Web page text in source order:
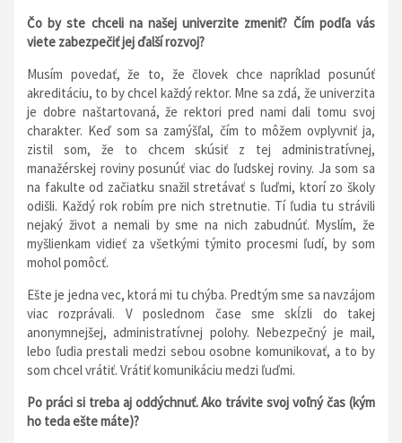
Čo by ste chceli na našej univerzite zmeniť? Čím podľa vás
viete zabezpečiť jej ďalší rozvoj?
Musím povedať, že to, že človek chce napríklad posunúť
akreditáciu, to by chcel každý rektor. Mne sa zdá, že univerzita
je dobre naštartovaná, že rektori pred nami dali tomu svoj
charakter. Keď som sa zamýšľal, čím to môžem ovplyvniť ja,
zistil som, že to chcem skúsiť z tej administratívnej,
manažérskej roviny posunúť viac do ľudskej roviny. Ja som sa
na fakulte od začiatku snažil stretávať s ľuďmi, ktorí zo školy
odišli. Každý rok robím pre nich stretnutie. Tí ľudia tu strávili
nejaký život a nemali by sme na nich zabudnúť. Myslím, že
myšlienkam vidieť za všetkými týmito procesmi ľudí, by som
mohol pomôcť.
Ešte je jedna vec, ktorá mi tu chýba. Predtým sme sa navzájom
viac rozprávali. V poslednom čase sme skĺzli do takej
anonymnejšej, administratívnej polohy. Nebezpečný je mail,
lebo ľudia prestali medzi sebou osobne komunikovať, a to by
som chcel vrátiť. Vrátiť komunikáciu medzi ľuďmi.
Po práci si treba aj oddýchnuť. Ako trávite svoj voľný čas (kým
ho teda ešte máte)?